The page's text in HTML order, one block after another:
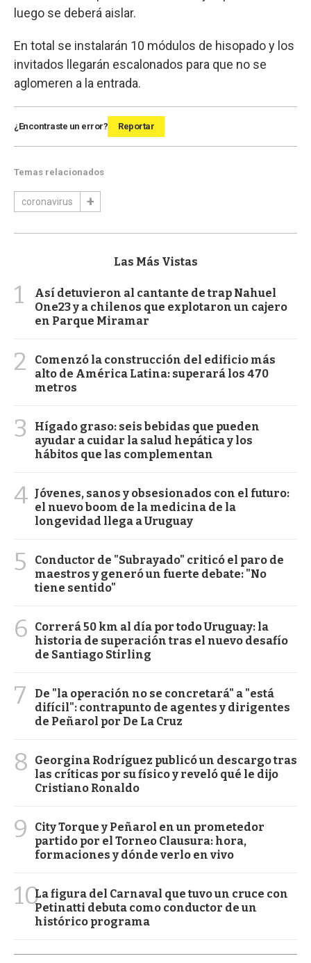
luego se deberá aislar.
En total se instalarán 10 módulos de hisopado y los
invitados llegarán escalonados para que no se
aglomeren a la entrada.
¿Encontraste un error? Reportar
Temas relacionados
coronavirus
Las Más Vistas
1
Así detuvieron al cantante de trap Nahuel
One23 y a chilenos que explotaron un cajero
en Parque Miramar
2
Comenzó la construcción del edificio más
alto de América Latina: superará los 470
metros
3
Hígado graso: seis bebidas que pueden
ayudar a cuidar la salud hepática y los
hábitos que las complementan
4 Jóvenes, sanos y obsesionados con el futuro:
el nuevo boom de la medicina de la
longevidad llega a Uruguay
5
Conductor de "Subrayado" criticó el paro de
maestros y generó un fuerte debate: "No
tiene sentido"
6
Correrá 50 km al día por todo Uruguay: la
historia de superación tras el nuevo desafío
de Santiago Stirling
7
De "la operación no se concretará" a "está
difícil": contrapunto de agentes y dirigentes
de Peñarol por De La Cruz
8
Georgina Rodríguez publicó un descargo tras
las críticas por su físico y reveló qué le dijo
Cristiano Ronaldo
9
City Torque y Peñarol en un prometedor
partido por el Torneo Clausura: hora,
formaciones y dónde verlo en vivo
10La figura del Carnaval que tuvo un cruce con
Petinatti debuta como conductor de un
histórico programa